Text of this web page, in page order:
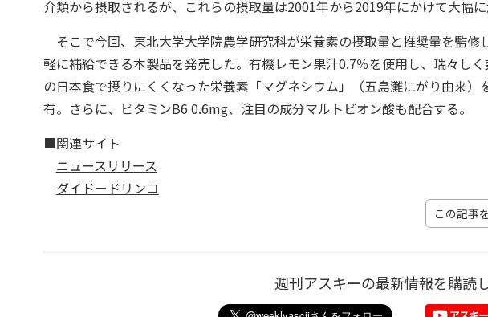
介類から摂取されるが、これらの摂取量は2001年から2019年にかけて大幅に
そこで今回、東北大学大学院農学研究科が栄養素の摂取量と推奨量を監修
軽に補給できる本製品を発売した。有機レモン果汁0.7％を使用し、瑞々し
の日本食で摂りにくくなった栄養素「マグネシウム」（五島灘にがり由来
有。さらに、ビタミンB6 0.6mg、注目の成分マルトビオン酸も配合する。
■関連サイト
ニュースリリース
ダイドードリンコ
この記事
週刊アスキーの最新情報を購読